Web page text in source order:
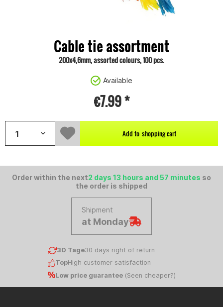
Cable tie assortment
200x4,6mm, assorted colours, 100 pcs.
Available
€7.99 *
Add to shopping cart
Order within the next2 days 13 hours and 57 minutes so
the order is shipped
Shipment
at Monday
30 Tage30 days right of return
TopHigh customer satisfaction
Low price guarantee(Seen cheaper?)